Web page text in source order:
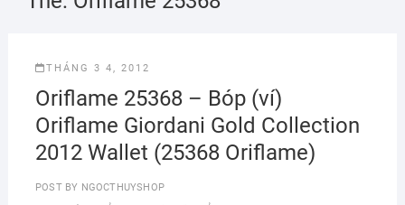
THÁNG 3 4, 2012
Oriflame 25368 – Bóp (ví)
Oriflame Giordani Gold Collection
2012 Wallet (25368 Oriflame)
POST BY NGOCTHUYSHOP